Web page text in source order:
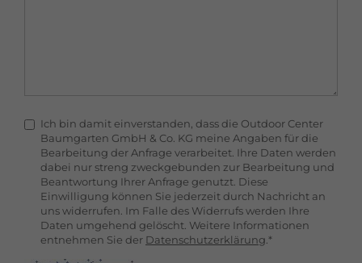
Ich bin damit einverstanden, dass die Outdoor Center
Baumgarten GmbH & Co. KG meine Angaben für die
Bearbeitung der Anfrage verarbeitet. Ihre Daten werden
dabei nur streng zweckgebunden zur Bearbeitung und
Beantwortung Ihrer Anfrage genutzt. Diese
Einwilligung können Sie jederzeit durch Nachricht an
uns widerrufen. Im Falle des Widerrufs werden Ihre
Daten umgehend gelöscht. Weitere Informationen
entnehmen Sie der Datenschutzerklärung .*